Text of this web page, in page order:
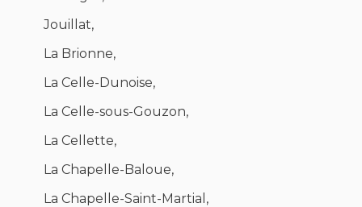
Jouillat,
La Brionne,
La Celle-Dunoise,
La Celle-sous-Gouzon,
La Cellette,
La Chapelle-Baloue,
La Chapelle-Saint-Martial,